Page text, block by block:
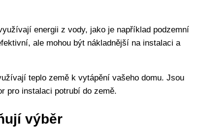
energii z vody, jako je například podzemní
ale mohou být nákladnější na instalaci a
teplo země k vytápění vašeho domu. Jsou
pro instalaci potrubí do země.
výběr